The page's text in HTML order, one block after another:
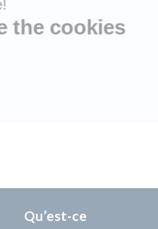
Qu’est-ce